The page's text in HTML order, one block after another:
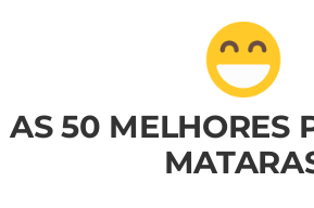
AS 50 MELHORES